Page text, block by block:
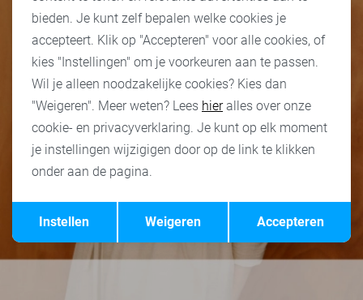
Terug Opslaan
bieden. Je kunt zelf bepalen welke cookies je
accepteert. Klik op "Accepteren" voor alle cookies, of
kies "Instellingen" om je voorkeuren aan te passen.
Wil je alleen noodzakelijke cookies? Kies dan
"Weigeren". Meer weten? Lees hieralles over onze
cookie- en privacyverklaring. Je kunt op elk moment
je instellingen wijzigigen door op de link te klikken
onder aan de pagina.
Accepteren
Weigeren
Instellen